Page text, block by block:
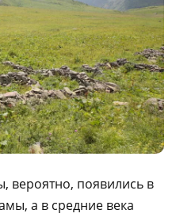
вероятно, появились в
а в средние века